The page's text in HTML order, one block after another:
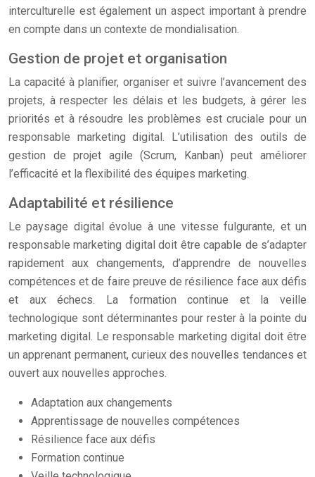
interculturelle est également un aspect important à prendre
en compte dans un contexte de mondialisation.
Gestion de projet et organisation
La capacité à planifier, organiser et suivre l’avancement des
projets, à respecter les délais et les budgets, à gérer les
priorités et à résoudre les problèmes est cruciale pour un
responsable marketing digital. L’utilisation des outils de
gestion de projet agile (Scrum, Kanban) peut améliorer
l’efficacité et la flexibilité des équipes marketing.
Adaptabilité et résilience
Le paysage digital évolue à une vitesse fulgurante, et un
responsable marketing digital doit être capable de s’adapter
rapidement aux changements, d’apprendre de nouvelles
compétences et de faire preuve de résilience face aux défis
et aux échecs. La formation continue et la veille
technologique sont déterminantes pour rester à la pointe du
marketing digital. Le responsable marketing digital doit être
un apprenant permanent, curieux des nouvelles tendances et
ouvert aux nouvelles approches.
Adaptation aux changements
Apprentissage de nouvelles compétences
Résilience face aux défis
Formation continue